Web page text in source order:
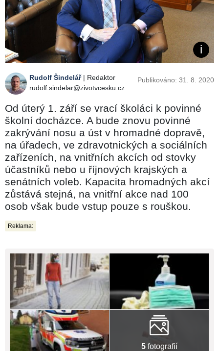
Rudolf Šindelář| Redaktor
rudolf.sindelar@zivotvcesku.cz
Publikováno: 31. 8. 2020
Od úterý 1. září se vrací školáci k povinné
školní docházce. A bude znovu povinné
zakrývání nosu a úst v hromadné dopravě,
na úřadech, ve zdravotnických a sociálních
zařízeních, na vnitřních akcích od stovky
účastníků nebo u říjnových krajských a
senátních voleb. Kapacita hromadných akcí
zůstává stejná, na vnitřní akce nad 100
osob však bude vstup pouze s rouškou.
Reklama:
5fotografií